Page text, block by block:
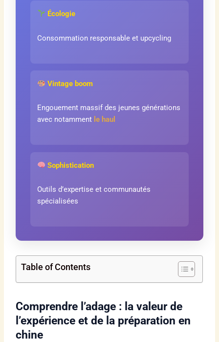
Écologie
Consommation responsable et upcycling
Vintage boom
Engouement massif des jeunes générations
avec notamment le haul
Sophistication
Outils d’expertise et communautés
spécialisées
Table of Contents
Comprendre l’adage : la valeur de
l’expérience et de la préparation en
chine